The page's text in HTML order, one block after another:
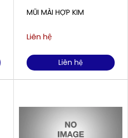
MŨI MÀI HỢP KIM
Liên hệ
Liên hệ